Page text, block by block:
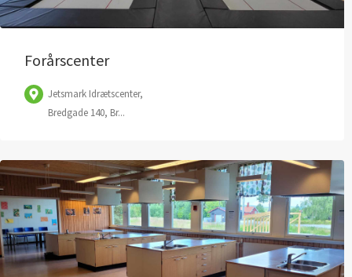
Forårscenter
Jetsmark Idrætscenter,
Bredgade 140, Br...